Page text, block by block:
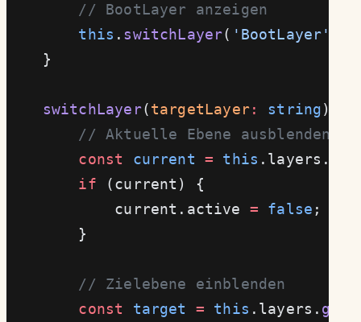
        // BootLayer anzeigen
        this
. switchLayer( 'BootLayer'
    }
    switchLayer
(targetLayer: string) {
        // Aktuelle Ebene ausblenden
        const
current = this .layers.
        if
(current) {
            current.active
= false ;
        }
        // Zielebene einblenden
        const
target = this .layers. get